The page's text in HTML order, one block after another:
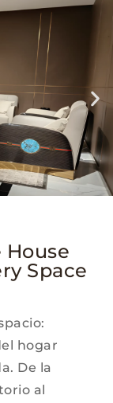
Space
hogar
De la
al